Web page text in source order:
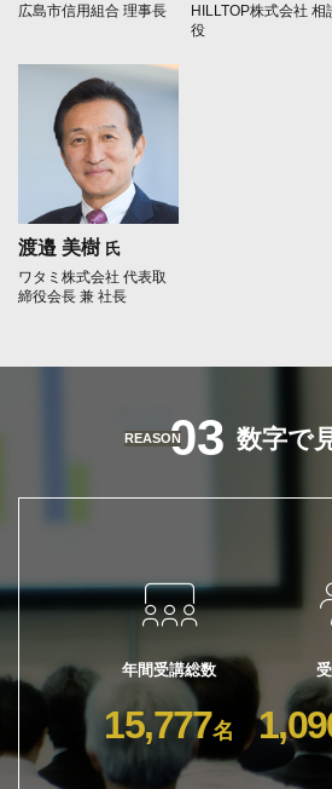
広島市信用組合 理事長
HILLTOP株式会社 相
役
渡邉 美樹 氏
ワタミ株式会社 代表取
締役会長 兼 社長
REASON03 数字で
年間受講総数
15,777名